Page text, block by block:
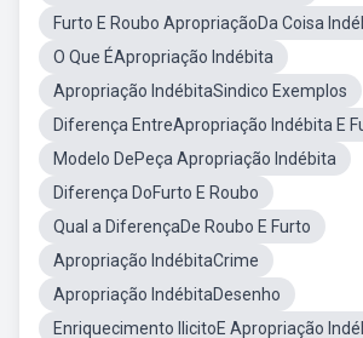
Furto E Roubo ApropriaçãoDa Coisa
O Que ÉApropriação Indébita
Apropriação IndébitaSindico Exemplos
Diferença EntreApropriação Indébita E
Modelo DePeça Apropriação Indébita
Diferença DoFurto E Roubo
Qual a DiferençaDe Roubo E Furto
Apropriação IndébitaCrime
Apropriação IndébitaDesenho
Enriquecimento IlicitoE Apropriação